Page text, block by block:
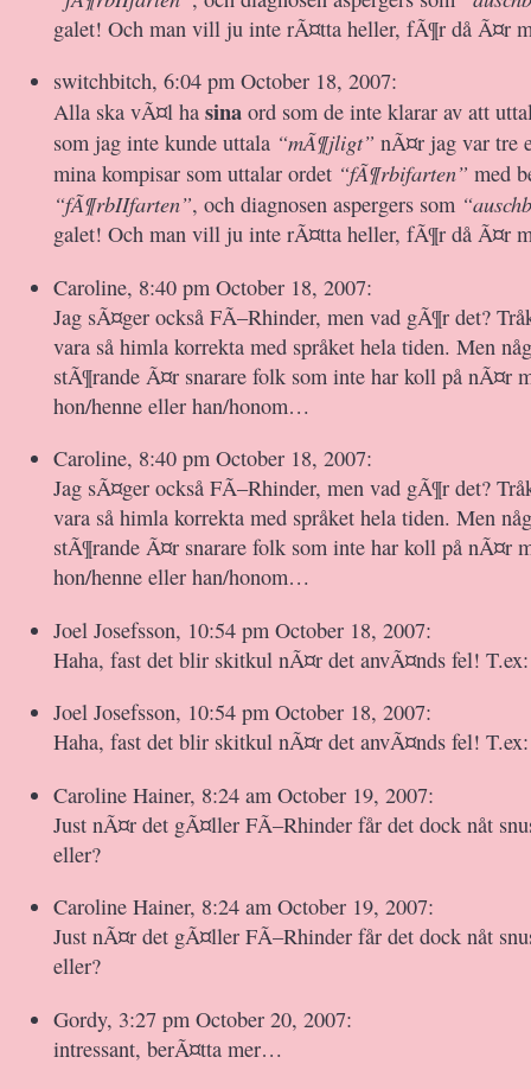
galet! Och man vill ju inte rÃ¤tta heller, fÃ¶r då Ã¤r
switchbitch, 6:04 pm October 18, 2007:
Alla ska vÃ¤l ha sina ord som de inte klarar av att
som jag inte kunde uttala “mÃ¶jligt” nÃ¤r jag var tre
mina kompisar som uttalar ordet “fÃ¶rbifarten” med
“fÃ¶rbIIfarten”, och diagnosen aspergers som
galet! Och man vill ju inte rÃ¤tta heller, fÃ¶r då Ã¤r
Caroline, 8:40 pm October 18, 2007:
Jag sÃ¤ger också FÃ–Rhinder, men vad gÃ¶r det?
vara så himla korrekta med språket hela tiden. Men
stÃ¶rande Ã¤r snarare folk som inte har koll på nÃ¤r
hon/henne eller han/honom…
Caroline, 8:40 pm October 18, 2007:
Jag sÃ¤ger också FÃ–Rhinder, men vad gÃ¶r det?
vara så himla korrekta med språket hela tiden. Men
stÃ¶rande Ã¤r snarare folk som inte har koll på nÃ¤r
hon/henne eller han/honom…
Joel Josefsson, 10:54 pm October 18, 2007:
Haha, fast det blir skitkul nÃ¤r det anvÃ¤nds fel! T.ex:
Joel Josefsson, 10:54 pm October 18, 2007:
Haha, fast det blir skitkul nÃ¤r det anvÃ¤nds fel! T.ex:
Caroline Hainer, 8:24 am October 19, 2007:
Just nÃ¤r det gÃ¤ller FÃ–Rhinder får det dock nåt
eller?
Caroline Hainer, 8:24 am October 19, 2007:
Just nÃ¤r det gÃ¤ller FÃ–Rhinder får det dock nåt
eller?
Gordy, 3:27 pm October 20, 2007:
intressant, berÃ¤tta mer…